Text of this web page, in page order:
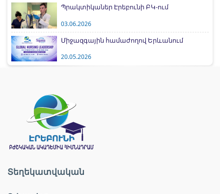
Պրակտիկաներ Էրեբունի ԲԿ-ում
03.06.2026
Միջազգային համաժողով Երևանում
20.05.2026
Տեղեկատվական